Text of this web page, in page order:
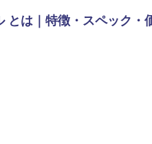
とは｜特徴・スペック・